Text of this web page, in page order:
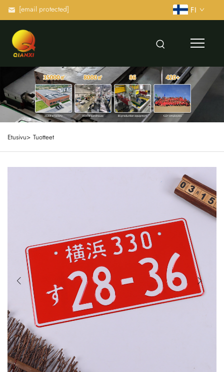
[email protected] FI
Etusivu> Tuotteet